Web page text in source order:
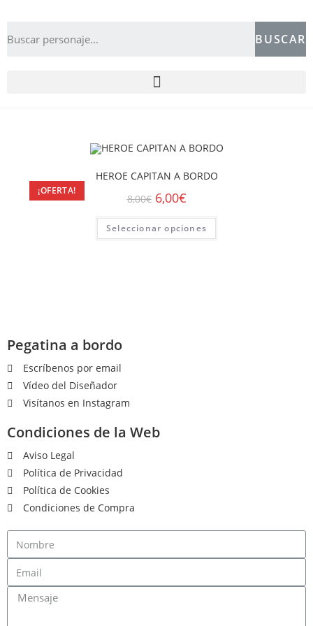
BUSCAR
¡OFERTA!
HEROE CAPITAN A BORDO
8,00€ 6,00€
Seleccionar opciones
Pegatina a bordo
Escríbenos por email
Vídeo del Diseñador
Visítanos en Instagram
Condiciones de la Web
Aviso Legal
Política de Privacidad
Política de Cookies
Condiciones de Compra